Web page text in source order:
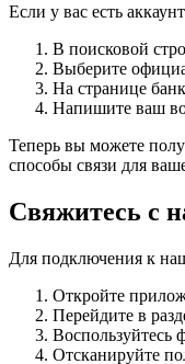
Если у вас есть
В поисковой
Выберите
На странице
Напишите ваш
Теперь вы можете
способы связи для
Свяжитесь с
Для подключения к
Откройте
Перейдите в
Воспользуйтесь
Отсканируйте